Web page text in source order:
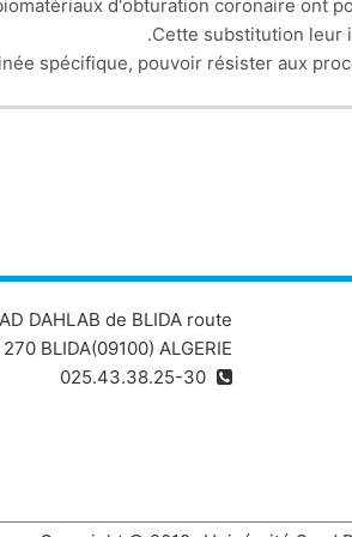
d'obturation coronaire ont
Cette substitution leur
spécifique, pouvoir résister aux
DAHLAB de BLIDA route
BLIDA(09100) ALGERIE